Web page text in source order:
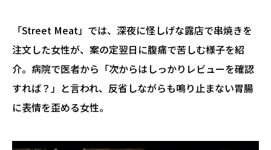
「Street Meat」では、 深夜に怪しげな露店で串焼きを
注文した女性が、案の定翌日に腹痛で苦しむ様子を紹
介。病院で医者から「次からはしっかりレビューを確認
すれば？」と言われ、反省しながらも鳴り止まない胃腸
に表情を歪める女性。